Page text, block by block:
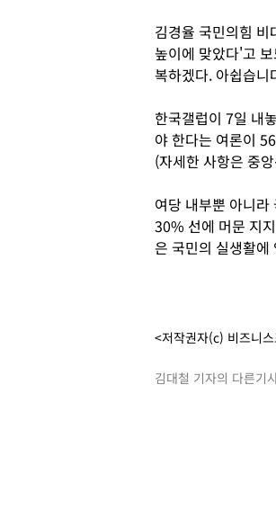
김경율 국민의힘
높이에 맞았다'고
복하겠다. 아쉽습니
한국갤럽이 7일 내
야 한다는 여론이
(자세한 사항은 중
여당 내부뿐 아니
30% 선에 머문 지
은 국민의 실생활에
<저작권자(c) 비즈니
김대철 기자의 다른기